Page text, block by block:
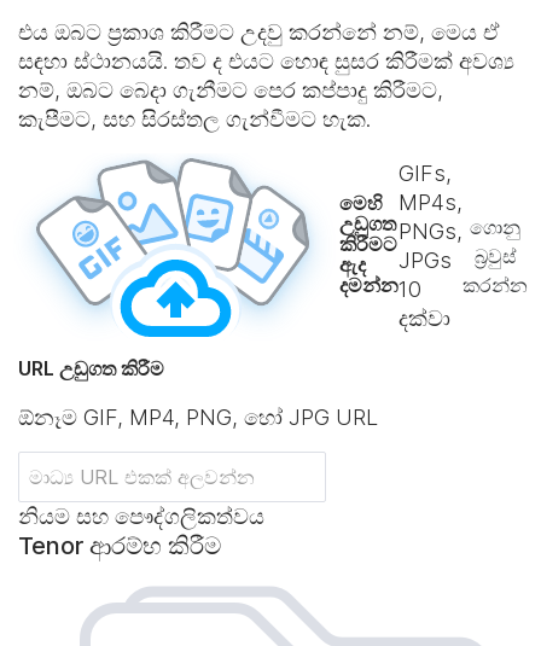
එය ඔබට ප්‍රකාශ කිරීමට උදවු කරන්නේ නම්, මෙය ඒ
සඳහා ස්ථානයයි. තව ද එයට හොඳ සුසර කිරීමක් අවශ්‍ය
නම්, ඔබට බෙදා ගැනීමට පෙර කප්පාදු කිරීමට,
කැපීමට, සහ සිරස්තල ගැන්වීමට හැක.
මෙහි
උඩුගත
කිරීමට
ඇද
දමන්න
GIFs,
MP4s,
PNGs,
JPGs
10
දක්වා
ගොනු
බ්‍රවුස්
කරන්න
URL උඩුගත කිරීම
ඕනෑම GIF, MP4, PNG, හෝ JPG URL
නියම සහ පෞද්ගලිකත්වය
Tenor ආරම්භ කිරීම